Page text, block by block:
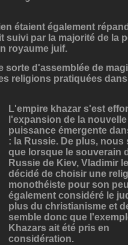
étaient également
suivi par la majorité de la
royaume juif.
sorte d'assemblée de
religions pratiquées
L'empire khazar s'est
l'expansion de la nouvelle
puissance émergente
: la Russie. De plus, nous
que lorsque le souverain
Russie de Kiev, Vladimir
décidé de choisir une
monothéiste pour son
également considéré le
plus du christianisme et
semble donc que
Khazars ait été pris en
considération.